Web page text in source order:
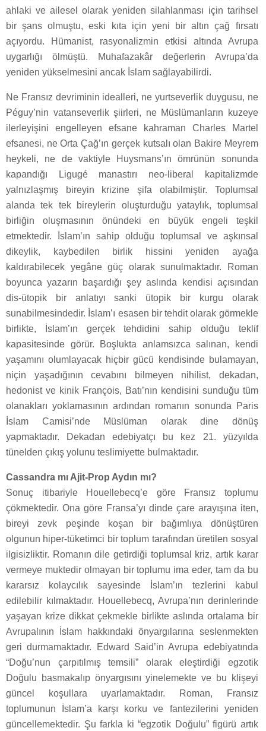
ahlaki ve ailesel olarak yeniden silahlanması için tarihsel
bir şans olmuştu, eski kıta için yeni bir altın çağ fırsatı
açıyordu. Hümanist, rasyonalizmin etkisi altında Avrupa
uygarlığı ölmüştü. Muhafazakâr değerlerin Avrupa’da
yeniden yükselmesini ancak İslam sağlayabilirdi.
Ne Fransız devriminin idealleri, ne yurtseverlik duygusu, ne
Péguy’nin vatanseverlik şiirleri, ne Müslümanların kuzeye
ilerleyişini engelleyen efsane kahraman Charles Martel
efsanesi, ne Orta Çağ’ın gerçek kutsalı olan Bakire Meyrem
heykeli, ne de vaktiyle Huysmans’ın ömrünün sonunda
kapandığı Ligugé manastırı neo-liberal kapitalizmde
yalnızlaşmış bireyin krizine şifa olabilmiştir. Toplumsal
alanda tek tek bireylerin oluşturduğu yataylık, toplumsal
birliğin oluşmasının önündeki en büyük engeli teşkil
etmektedir. İslam’ın sahip olduğu toplumsal ve aşkınsal
dikeylik, kaybedilen birlik hissini yeniden ayağa
kaldırabilecek yegâne güç olarak sunulmaktadır. Roman
boyunca yazarın başardığı şey aslında kendisi açısından
dis-ütopik bir anlatıyı sanki ütopik bir kurgu olarak
sunabilmesindedir. İslam’ı esasen bir tehdit olarak görmekle
birlikte, İslam’ın gerçek tehdidini sahip olduğu teklif
kapasitesinde görür. Boşlukta anlamsızca salınan, kendi
yaşamını olumlayacak hiçbir gücü kendisinde bulamayan,
niçin yaşadığının cevabını bilmeyen nihilist, dekadan,
hedonist ve kinik François, Batı’nın kendisini sunduğu tüm
olanakları yoklamasının ardından romanın sonunda Paris
İslam Camisi’nde Müslüman olarak dine dönüş
yapmaktadır. Dekadan edebiyatçı bu kez 21. yüzyılda
tünelden çıkış yolunu teslimiyette bulmaktadır.
Cassandra mı Ajit-Prop Aydın mı?
Sonuç itibariyle Houellebecq’e göre Fransız toplumu
çökmektedir. Ona göre Fransa’yı dinde çare arayışına iten,
bireyi zevk peşinde koşan bir bağımlıya dönüştüren
olgunun hiper-tüketimci bir toplum tarafından üretilen sosyal
ilgisizliktir. Romanın dile getirdiği toplumsal kriz, artık karar
vermeye muktedir olmayan bir toplumu ima eder, tam da bu
kararsız kolaycılık sayesinde İslam’ın tezlerini kabul
edilebilir kılmaktadır. Houellebecq, Avrupa’nın derinlerinde
yaşayan krize dikkat çekmekle birlikte aslında ortalama bir
Avrupalının İslam hakkındaki önyargılarına seslenmekten
geri durmamaktadır. Edward Said’in Avrupa edebiyatında
“Doğu’nun çarpıtılmış temsili” olarak eleştirdiği egzotik
Doğulu basmakalıp önyargısını yinelemekte ve bu klişeyi
güncel koşullara uyarlamaktadır. Roman, Fransız
toplumunun İslam’a karşı korku ve fantezilerini yeniden
güncellemektedir. Şu farkla ki “egzotik Doğulu” figürü artık